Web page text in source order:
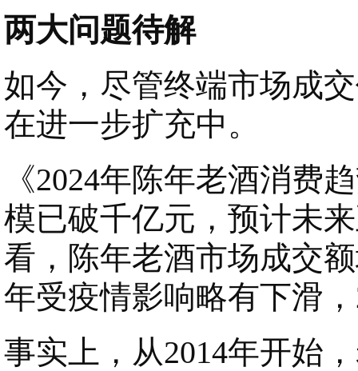
两大问题待解
如今，尽管终端市场成
在进一步扩充中。
《2024年陈年老酒消费
模已破千亿元，预计未
看，陈年老酒市场成交
年受疫情影响略有下滑
事实上，从2014年开始